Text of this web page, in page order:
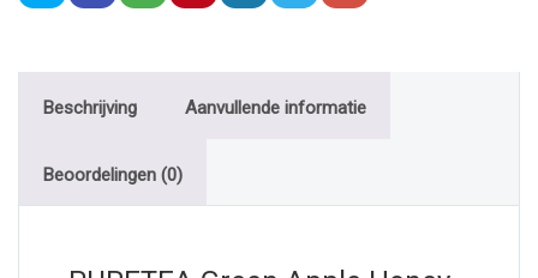
Beschrijving Aanvullende informatie
Beoordelingen (0)